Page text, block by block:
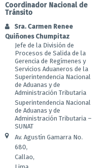
Coordinador Nacional de
Tránsito
Sra. Carmen Renee
Quiñones Chumpitaz
Jefe de la División de
Procesos de Salida de la
Gerencia de Regímenes y
Servicios Aduaneros de la
Superintendencia Nacional
de Aduanas y de
Administración Tributaria
Superintendencia Nacional
de Aduanas y de
Administración Tributaria –
SUNAT
Av. Agustín Gamarra No.
680,
Callao,
Lima